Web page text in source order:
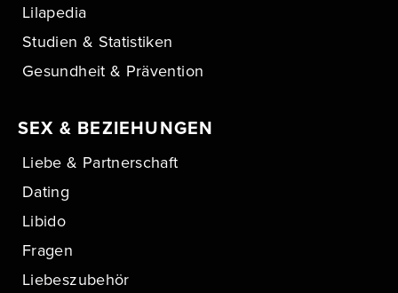
Lilapedia
Studien & Statistiken
Gesundheit & Prävention
SEX & BEZIEHUNGEN
Liebe & Partnerschaft
Dating
Libido
Fragen
Liebeszubehör